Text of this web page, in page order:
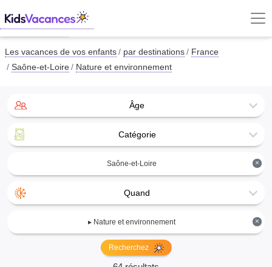
Les vacances de vos enfants par destinations
France
Saône-et-Loire
Nature et environnement
Âge
Catégorie
×
Saône-et-Loire
Quand
×
▸ Nature et environnement
Recherchez